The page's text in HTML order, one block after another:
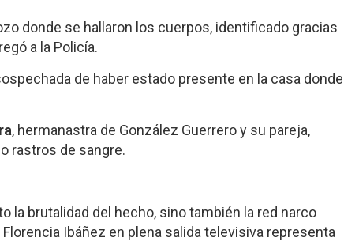
donde se hallaron los cuerpos, identificado gracias
a la Policía.
de haber estado presente en la casa donde
, hermanastra de González Guerrero y su pareja,
rastros de sangre.
la brutalidad del hecho, sino también la red narco
Ibáñez en plena salida televisiva representa